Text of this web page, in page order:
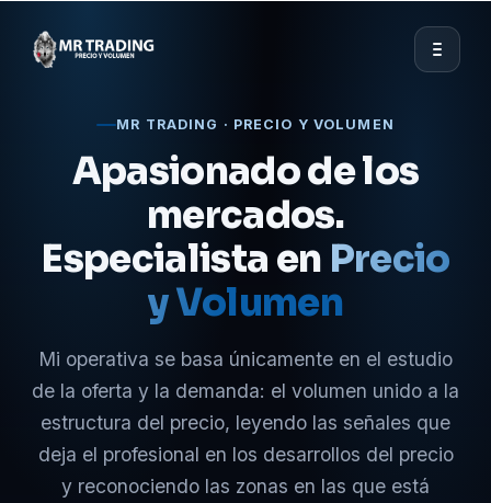
MR TRADING · PRECIO Y VOLUMEN
Apasionado de los
mercados.
Especialista en Precio
y Volumen
Mi operativa se basa únicamente en el estudio
de la oferta y la demanda: el volumen unido a la
estructura del precio, leyendo las señales que
deja el profesional en los desarrollos del precio
y reconociendo las zonas en las que está